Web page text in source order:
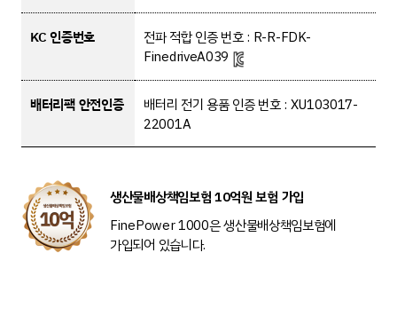
KC 인증번호
전파 적합 인증 번호 : R-R-FDK-
FinedriveA039
배터리팩 안전인증
배터리 전기 용품 인증 번호 : XU103017-
22001A
생산물배상책임보험 10억원 보험 가입
FinePower 1000은 생산물배상책임보험에
가입되어 있습니다.